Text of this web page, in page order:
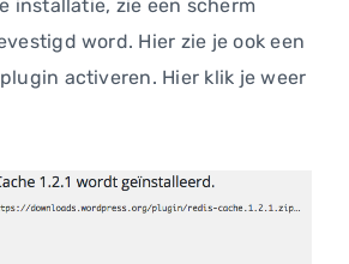
installatie, zie een scherm
word. Hier zie je ook een
activeren. Hier klik je weer